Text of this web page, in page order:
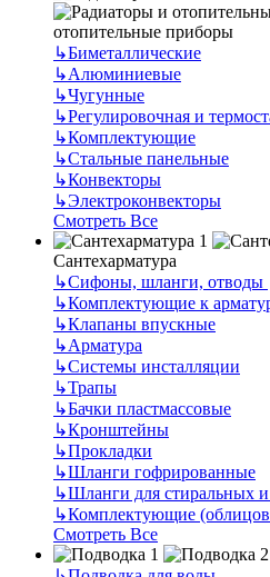
отопительные приборы
↳Биметаллические
↳Алюминиевые
↳Чугунные
↳Регулировочная и
↳Комплектующие
↳Стальные панельные
↳Конвекторы
↳Электроконвекторы
Смотреть Все
Сантехарматура
↳Сифоны, шланги, отводы
↳Комплектующие к
↳Клапаны впускные
↳Арматура
↳Системы инсталляции
↳Трапы
↳Бачки пластмассовые
↳Кронштейны
↳Прокладки
↳Шланги гофрированные
↳Шланги для стиральных
↳Комплектующие
Смотреть Все